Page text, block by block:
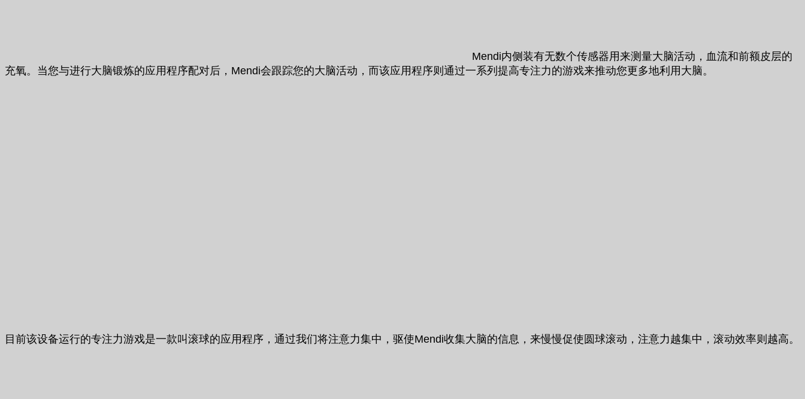
Mendi内侧装有无数个传感器用来测量大脑活动，血流和前额皮层的
充氧。当您与进行大脑锻炼的应用程序配对后，Mendi会跟踪您的大脑活动，而该应用程序则通过一系列提高专注力的游戏来推动您更多地利用大脑。
目前该设备运行的专注力游戏是一款叫滚球的应用程序，通过我们将注意力集中，驱使Mendi收集大脑的信息，来慢慢促使圆球滚动，注意力越集中，滚动效率则越高。